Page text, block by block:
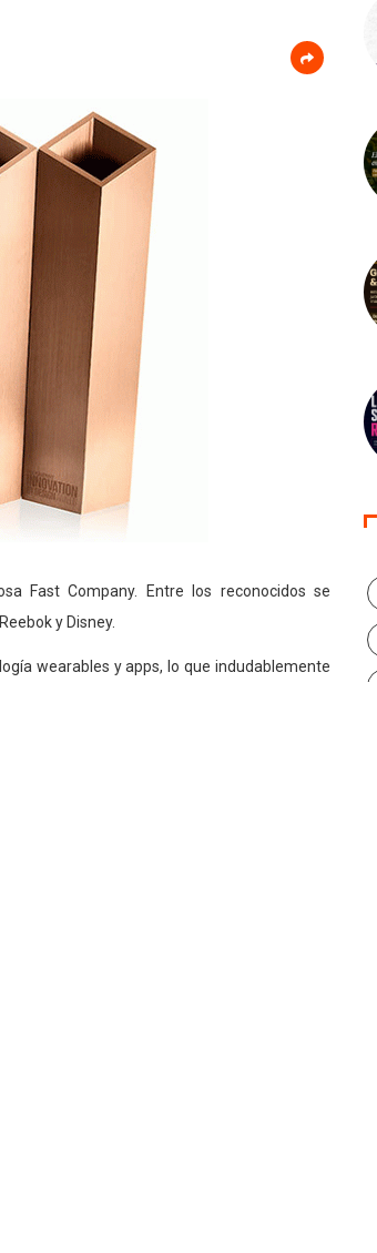
Fast Company. Entre los reconocidos se
y Disney.
wearables y apps, lo que indudablemente